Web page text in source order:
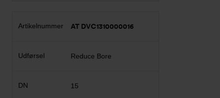
AT DVC1310000016
Reduce Bore
15